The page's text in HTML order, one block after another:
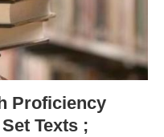
Proficiency
Set Texts ;